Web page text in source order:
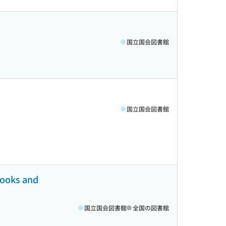
国立国会図書館
国立国会図書館
and
国立国会図書館 全国の図書館